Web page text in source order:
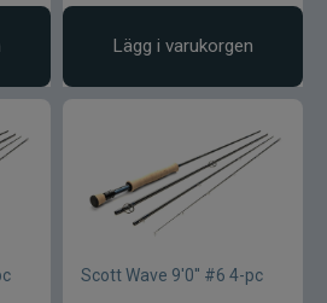
Lägg i varukorgen
Scott Wave 9'0'' #6 4-pc